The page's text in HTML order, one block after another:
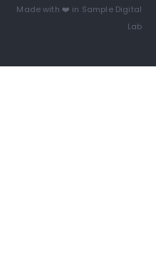
Made with ❤️ in Sample Digital
Lab